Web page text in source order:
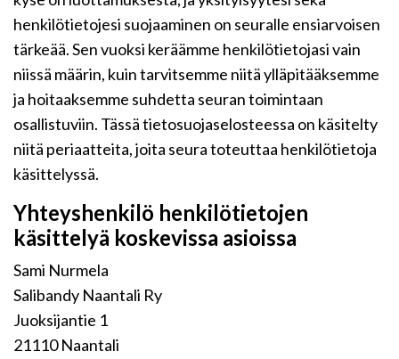
henkilötietojesi suojaaminen on seuralle ensiarvoisen
tärkeää. Sen vuoksi keräämme henkilötietojasi vain
niissä määrin, kuin tarvitsemme niitä ylläpitääksemme
ja hoitaaksemme suhdetta seuran toimintaan
osallistuviin. Tässä tietosuojaselosteessa on käsitelty
niitä periaatteita, joita seura toteuttaa henkilötietoja
käsittelyssä.
Yhteyshenkilö henkilötietojen
käsittelyä koskevissa asioissa
Sami Nurmela
Salibandy Naantali Ry
Juoksijantie 1
21110 Naantali